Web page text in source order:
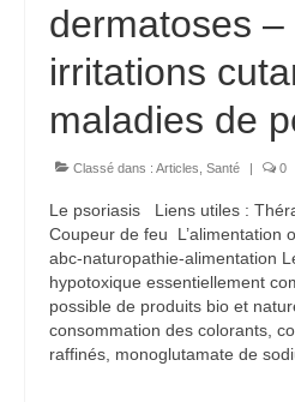
dermatoses –
irritations
maladies de
Classé dans : Articles Santé | 0
Le psoriasis Liens utiles :
Coupeur de feu L’alimentation
abc-naturopathie-alimentation
hypotoxique essentiellement
possible de produits bio et
consommation des colorants,
raffinés, monoglutamate de